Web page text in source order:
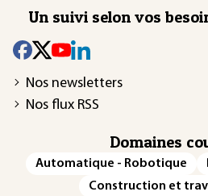
Un suivi selon vos
Nos newsletters
Nos flux RSS
Domaines
Automatique - Robotique
Construction et